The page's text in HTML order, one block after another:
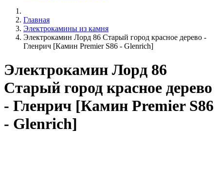
Главная
Электрокамины из камня
Электрокамин Лорд 86 Старый город красное дерево -
Гленрич [Камин Premier S86 - Glenrich]
Электрокамин Лорд 86
Старый город красное дерево
- Гленрич [Камин Premier S86
- Glenrich]